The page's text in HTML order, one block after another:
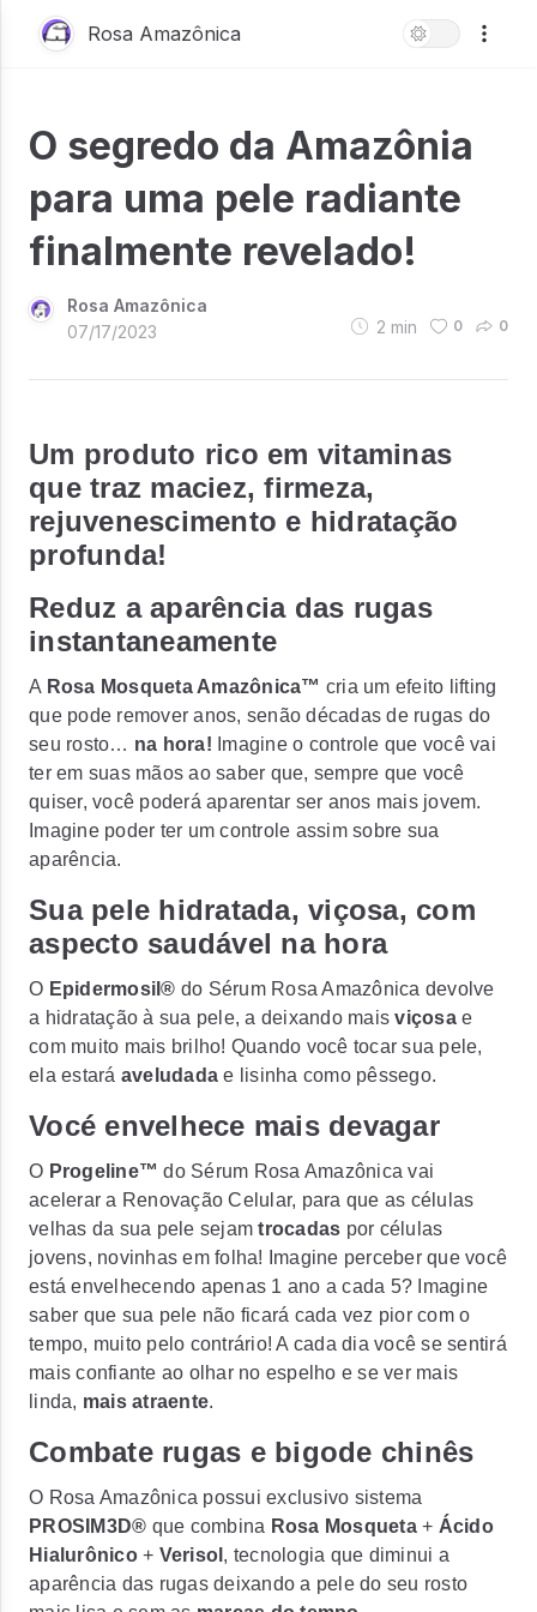
Rosa Amazônica
O segredo da Amazônia
para uma pele radiante
finalmente revelado!
Rosa Amazônica
07/17/2023
2 min 0 0
Um produto rico em vitaminas
que traz maciez, firmeza,
rejuvenescimento e hidratação
profunda!
Reduz a aparência das rugas
instantaneamente
A Rosa Mosqueta Amazônica™ cria um efeito lifting
que pode remover anos, senão décadas de rugas do
seu rosto… na hora! Imagine o controle que você vai
ter em suas mãos ao saber que, sempre que você
quiser, você poderá aparentar ser anos mais jovem.
Imagine poder ter um controle assim sobre sua
aparência.
Sua pele hidratada, viçosa, com
aspecto saudável na hora
O Epidermosil® do Sérum Rosa Amazônica devolve
a hidratação à sua pele, a deixando mais viçosae
com muito mais brilho! Quando você tocar sua pele,
ela estará aveludada e lisinha como pêssego.
Vocé envelhece mais devagar
O Progeline™ do Sérum Rosa Amazônica vai
acelerar a Renovação Celular, para que as células
velhas da sua pele sejamtrocadas por células
jovens, novinhas em folha! Imagine perceber que você
está envelhecendo apenas 1 ano a cada 5? Imagine
saber que sua pele não ficará cada vez pior com o
tempo, muito pelo contrário! A cada dia você se sentirá
mais confiante ao olhar no espelho e se ver mais
linda, mais atraente.
Combate rugas e bigode chinês
O Rosa Amazônica possui exclusivo sistema
PROSIM3D® que combina Rosa Mosqueta+ Ácido
Hialurônico+ Verisol , tecnologia que diminui a
aparência das rugas deixando a pele do seu rosto